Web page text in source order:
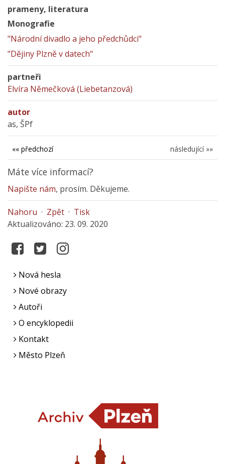
prameny, literatura
Monografie
"Národní divadlo a jeho předchůdci"
"Dějiny Plzně v datech"
partneři
Elvíra Němečková (Liebetanzová)
autor
as, ŠPf
následující »»
«« předchozí
Máte více informací?
Napište nám, prosím. Děkujeme.
Nahoru · Zpět · Tisk
Aktualizováno: 23. 09. 2020
Nová hesla
Nové obrazy
Autoři
O encyklopedii
Kontakt
Město Plzeň